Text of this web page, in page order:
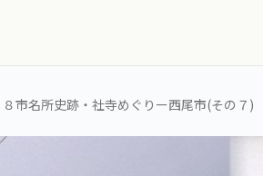
市名所史跡・社寺めぐりー西尾市(その７)